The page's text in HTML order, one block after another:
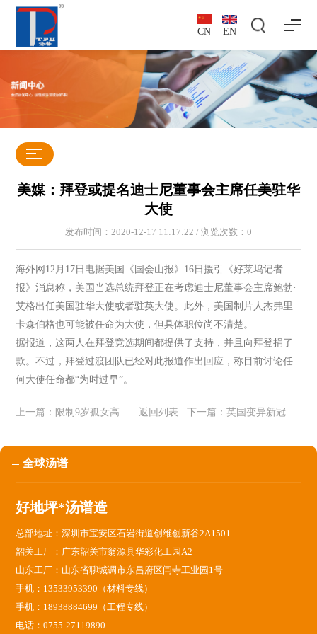
CN EN
美媒：拜登或提名迪士尼董事会主席任美驻华
大使
发布时间：2020-12-17 11:17:22 / 浏览次数： 0
海外网12月17日电据美国《国会山报》16日援引《好莱坞记者
报》消息称，美国当选总统拜登正在考虑迪士尼董事会主席鲍勃·
艾格出任美国驻华大使或者驻英大使。此外，美国制片人杰弗里
卡森伯格也可能被任命为大使，但具体职位尚不清楚。
据报道，这两人在拜登竞选期间都提供了支持，并且向拜登捐了
款。不过，拜登过渡团队已经对此报道作出回应，称目前讨论任
何大使任命都“为时过早”。
上一篇： 限制9岁孤女高消费，河南一法院道歉：我们错了 返回列表 下一篇：英国变异新冠病毒传播率提高70%，数据准确吗？中国怎么办？元旦还能出行吗？疾控中心专家权威解答
全球汤谱
好地坪*汤谱造
总部地址：深圳市宝安区石岩街道创维创新谷2A1501
韶关工厂：广东韶关市翁源县华彩化工园A2
山东工厂：山东省聊城调市东昌府区闫寺工业园1号
手机：13533953390（材料专线）
手机：18938884699（工程专线）
电话：0755-27119890